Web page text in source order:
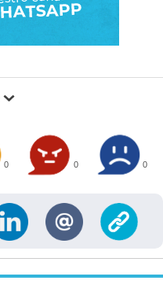
0 0 0